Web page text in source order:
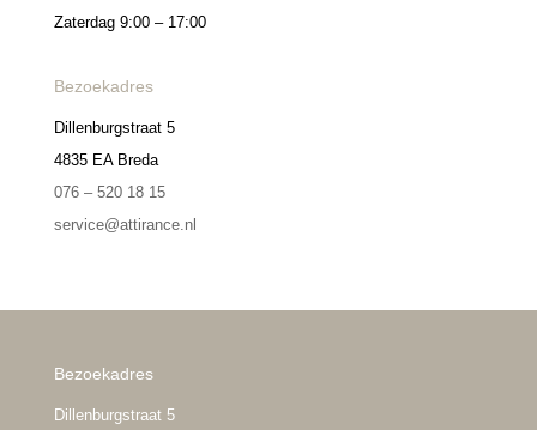
Zaterdag 9:00 – 17:00
Bezoekadres
Dillenburgstraat 5
4835 EA Breda
076 – 520 18 15
service@attirance.nl
Bezoekadres
Dillenburgstraat 5